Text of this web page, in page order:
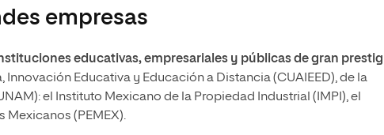
empresas
educativas, empresariales y públicas de gran
Educativa y Educación a Distancia (CUAIEED), de la
el Instituto Mexicano de la Propiedad Industrial (IMPI), el
Mexicanos (PEMEX).